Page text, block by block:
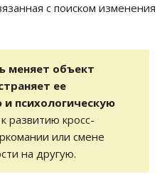
с поиском изменения
меняет объект
ее
психологическую
развитию кросс-
или смене
на другую.